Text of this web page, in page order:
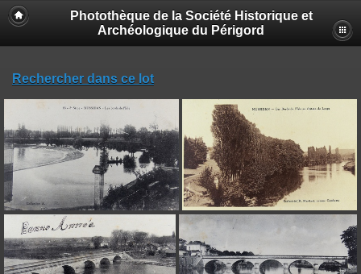
Photothèque de la Société Historique et
Archéologique du Périgord
Rechercher dans ce lot